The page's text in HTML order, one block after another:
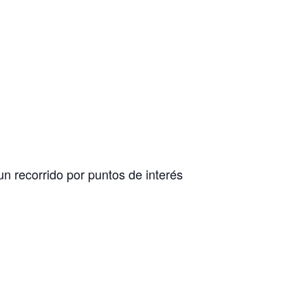
recorrido por puntos de interés